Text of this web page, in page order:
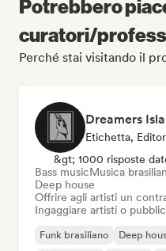
Potrebbero
curatori/
Perché stai visitando il
Dreamers
Etichetta,
&gt; 1000 risposte
Bass musicMusica
Deep house
Offrire agli artisti un
Ingaggiare artisti o
Funk brasiliano Deep